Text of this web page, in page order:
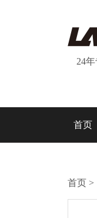
24
首页
首页 >